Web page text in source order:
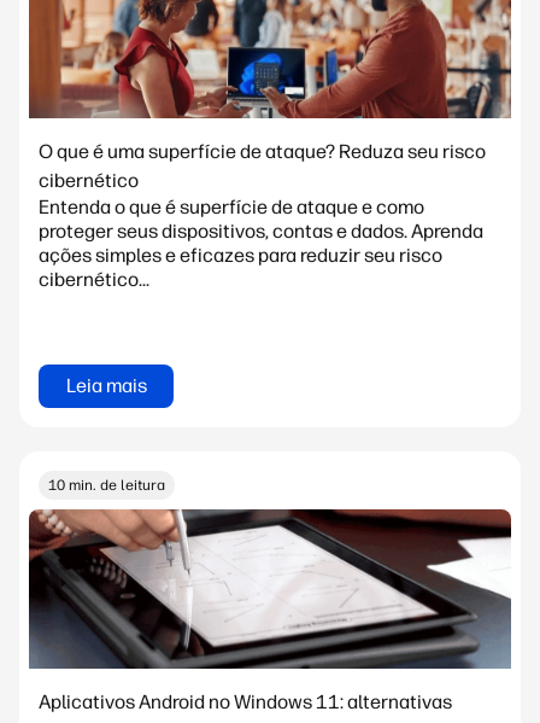
O que é uma superfície de ataque? Reduza seu risco
cibernético
Entenda o que é superfície de ataque e como
proteger seus dispositivos, contas e dados. Aprenda
ações simples e eficazes para reduzir seu risco
cibernético...
Leia mais
10 min. de leitura
Aplicativos Android no Windows 11: alternativas